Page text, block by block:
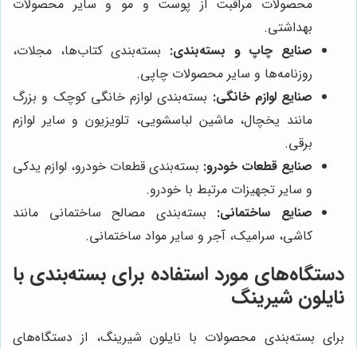
محصولات مراقبت از پوست و مو و سایر محصولات
بهداشتی.
صنایع چاپ و بسته‌بندی: بسته‌بندی کتاب‌ها، مجلات،
روزنامه‌ها و سایر محصولات چاپی.
صنایع لوازم خانگی: بسته‌بندی لوازم خانگی کوچک و بزرگ
مانند یخچال، ماشین لباسشویی، تلویزیون و سایر لوازم
برقی.
صنایع قطعات خودرو: بسته‌بندی قطعات خودرو، لوازم یدکی
و سایر تجهیزات مرتبط با خودرو.
صنایع ساختمانی: بسته‌بندی مصالح ساختمانی مانند
کاشی، سرامیک، آجر و سایر مواد ساختمانی.
دستگاه‌های مورد استفاده برای بسته‌بندی با
نایلون شیرینگ
برای بسته‌بندی محصولات با نایلون شیرینگ، از دستگاه‌های